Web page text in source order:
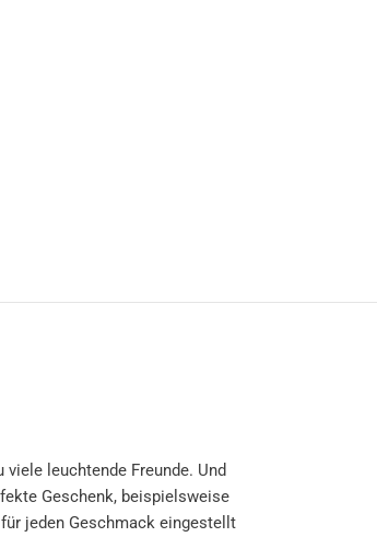
leuchtende Freunde. Und
Geschenk, beispielsweise
jeden Geschmack eingestellt